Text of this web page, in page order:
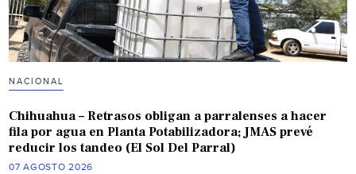
NACIONAL
Chihuahua – Retrasos obligan a parralenses a hacer
fila por agua en Planta Potabilizadora; JMAS prevé
reducir los tandeo (El Sol Del Parral)
07 AGOSTO 2026